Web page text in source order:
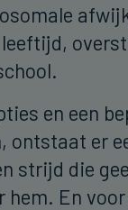
en een
ontstaat er
strijd die
hem. En voor